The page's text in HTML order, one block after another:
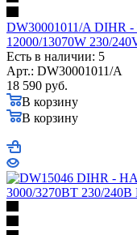
DW30001011/A
12000/13070W 230/
Есть в наличии: 5
Арт.: DW30001011/A
18 590 руб.
В корзину
В корзину